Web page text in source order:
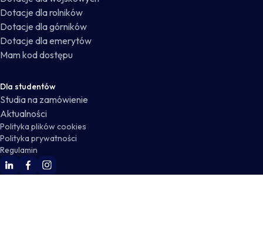
Dotacje dla rolników
Dotacje dla górników
Dotacje dla emerytów
Mam kod dostępu
Dla studentów
Studia na zamówienie
Aktualności
Polityka plików cookies
Polityka prywatności
Regulamin
WSKZ Linkedin
WSKZ Facebook
WSKZ Instagram